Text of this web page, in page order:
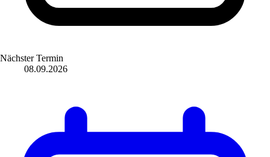
Nächster Termin
08.09.2026